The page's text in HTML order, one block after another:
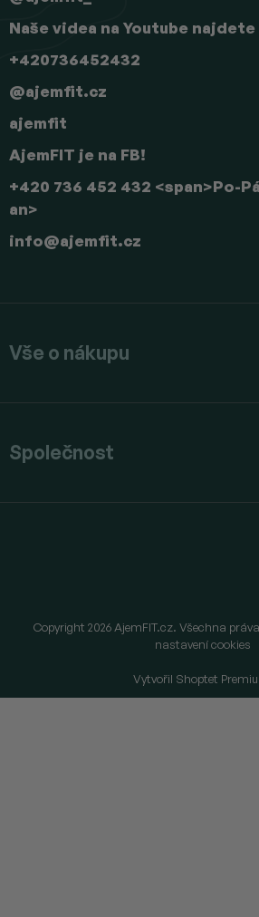
info@ajemfit.cz
+420 736 452 432 <span>Po-
an>
AjemFIT je na FB!
ajemfit
@ajemfit.cz
+420736452432
Naše videa na Youtube najdete
Vše o nákupu
Společnost
Vytvořil Shoptet
Copyright 2026 AjemFIT.cz. Všechna
nastavení cookies